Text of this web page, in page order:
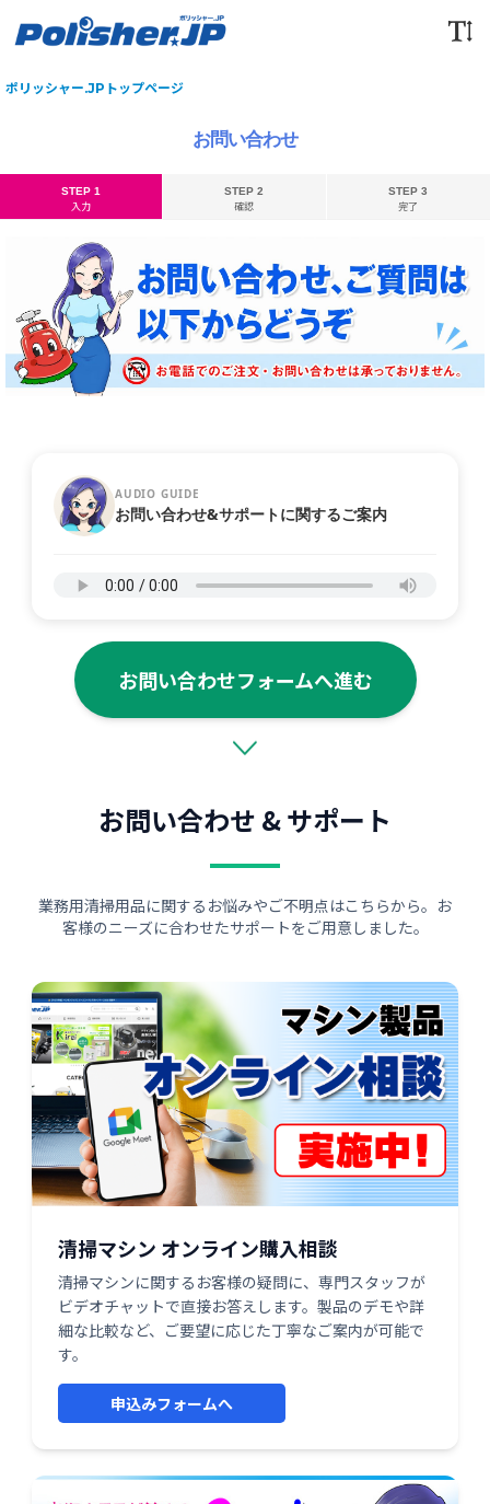
ポリッシャー.JPトップページ
お問い合わせ
STEP 1
入力
STEP 2
確認
STEP 3
完了
AUDIO GUIDE
お問い合わせ&サポートに関するご案内
お問い合わせフォームへ進む
お問い合わせ & サポート
業務用清掃用品に関するお悩みやご不明点はこちらから。お
客様のニーズに合わせたサポートをご用意しました。
清掃マシン オンライン購入相談
清掃マシンに関するお客様の疑問に、専門スタッフが
ビデオチャットで直接お答えします。製品のデモや詳
細な比較など、ご要望に応じた丁寧なご案内が可能で
す。
申込みフォームへ